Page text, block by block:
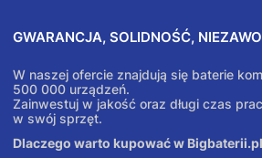
GWARANCJA, SOLIDNOŚĆ,
W naszej ofercie znajdują się baterie
500 000 urządzeń.
Zainwestuj w jakość oraz długi czas
w swój sprzęt.
Dlaczego warto kupować w